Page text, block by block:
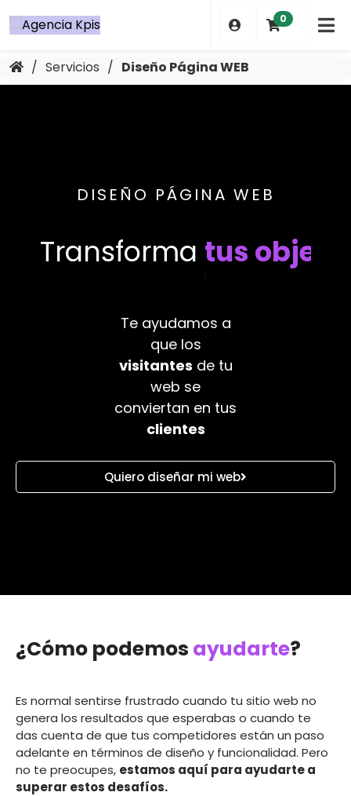
0
/ Servicios / Diseño Página WEB
Te ayudamos a
que los
visitantesde tu
web se
conviertan en tus
¿Cómo podemos ayudarte?
Es normal sentirse frustrado cuando tu sitio web no
genera los resultados que esperabas o cuando te
das cuenta de que tus competidores están un paso
adelante en términos de diseño y funcionalidad. Pero
no te preocupes, estamos aquí para ayudarte a
superar estos desafíos.